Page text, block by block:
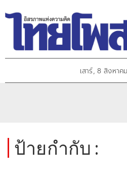
เสาร์, 8 สิงหา
ป้ายกำกับ :